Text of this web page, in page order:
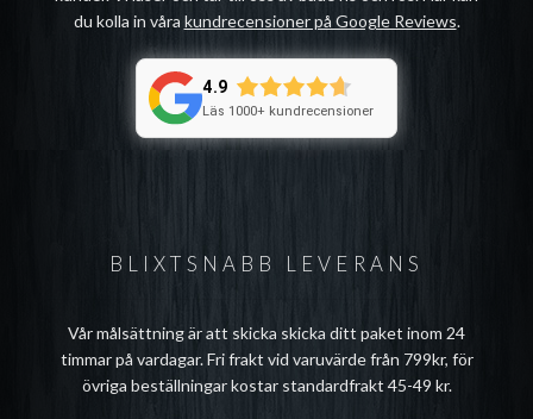
BLIXTSNABB LEVERANS
Vår målsättning är att skicka skicka ditt paket inom 24
timmar på vardagar. Fri frakt vid varuvärde från 799kr, för
övriga beställningar kostar standardfrakt 45-49 kr.
du kolla in våra kundrecensioner på Google Reviews.
4.9
Läs 1000+ kundrecensioner